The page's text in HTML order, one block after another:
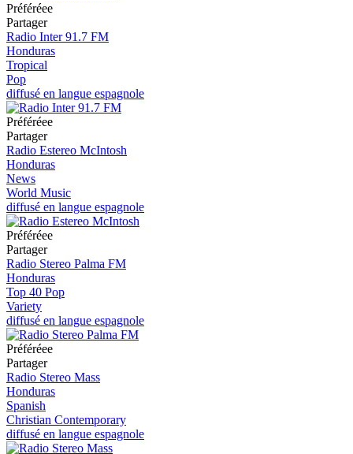
Préféréeе
Partager
Radio Inter 91.7 FM
Honduras
Tropical
Pop
diffusé en langue espagnole
Préféréeе
Partager
Radio Estereo McIntosh
Honduras
News
World Music
diffusé en langue espagnole
Préféréeе
Partager
Radio Stereo Palma FM
Honduras
Top 40 Pop
Variety
diffusé en langue espagnole
Préféréeе
Partager
Radio Stereo Mass
Honduras
Spanish
Christian Contemporary
diffusé en langue espagnole